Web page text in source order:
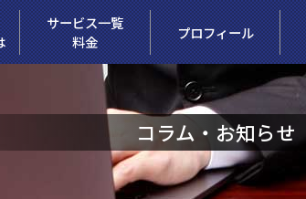
サービス一覧
料金
プロフィール
コラム・お知らせ